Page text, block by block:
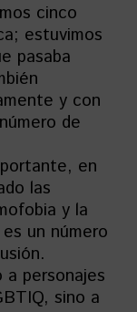
cinco
estuvimos
pasaba
y con
de
en
las
y la
un número
a personajes
sino a